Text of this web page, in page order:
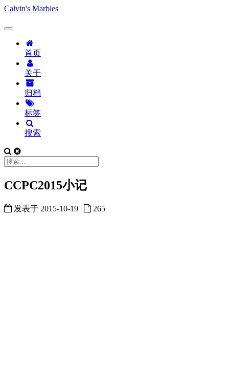
Calvin's Marbles
首页
关于
归档
标签
搜索
CCPC2015小记
发表于 2015-10-19 | 265